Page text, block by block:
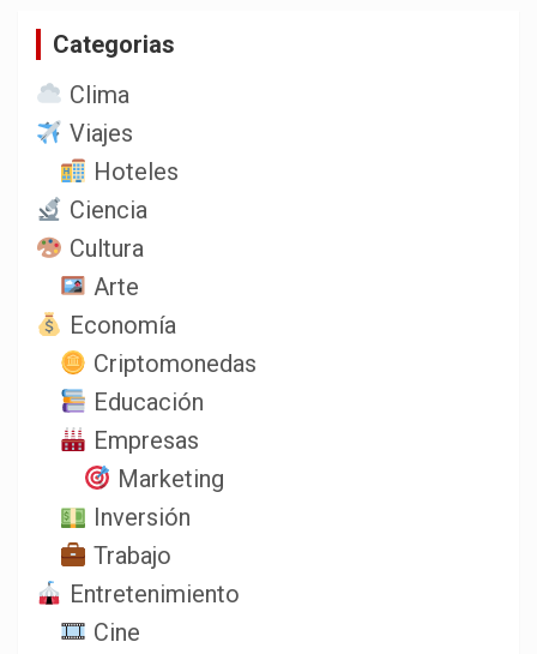
Categorias
Clima
Viajes
Hoteles
Ciencia
Cultura
Arte
Economía
Criptomonedas
Educación
Empresas
Marketing
Inversión
Trabajo
Entretenimiento
Cine